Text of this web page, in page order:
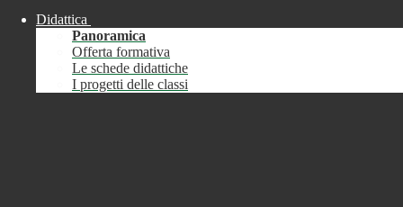
Chiudi
Informazione
Didattica
Panoramica
Offerta formativa
Le schede didattiche
I progetti delle classi